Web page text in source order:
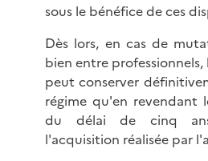
sous le bénéfice de ces
Dès lors, en cas de
bien entre
peut conserver
régime qu'en revendant
du délai de cinq
l'acquisition réalisée par